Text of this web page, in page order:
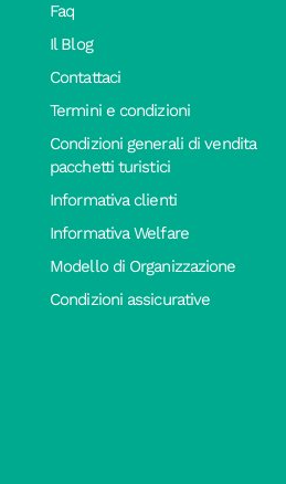
Faq
Il Blog
Contattaci
Termini e condizioni
Condizioni generali di vendita
pacchetti turistici
Informativa clienti
Informativa Welfare
Modello di Organizzazione
Condizioni assicurative